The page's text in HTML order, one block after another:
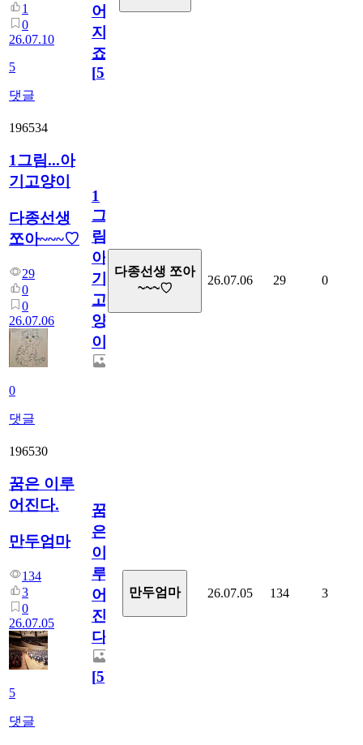
1
0
26.07.10
5
댓글
어
지
죠.?
[5]
196534
1그림...아
기고양이
다종선생
쪼아~~~♡
29
0
0
26.07.06
0
댓글
1
그
림...
아
기
고
양
이
다종선생 쪼아
~~~♡
26.07.06 29 0
196530
꿈은 이루
어진다.
만두엄마
134
3
0
26.07.05
5
댓글
꿈
은
이
루
어
진
다.
[5]
만두엄마 26.07.05 134 3